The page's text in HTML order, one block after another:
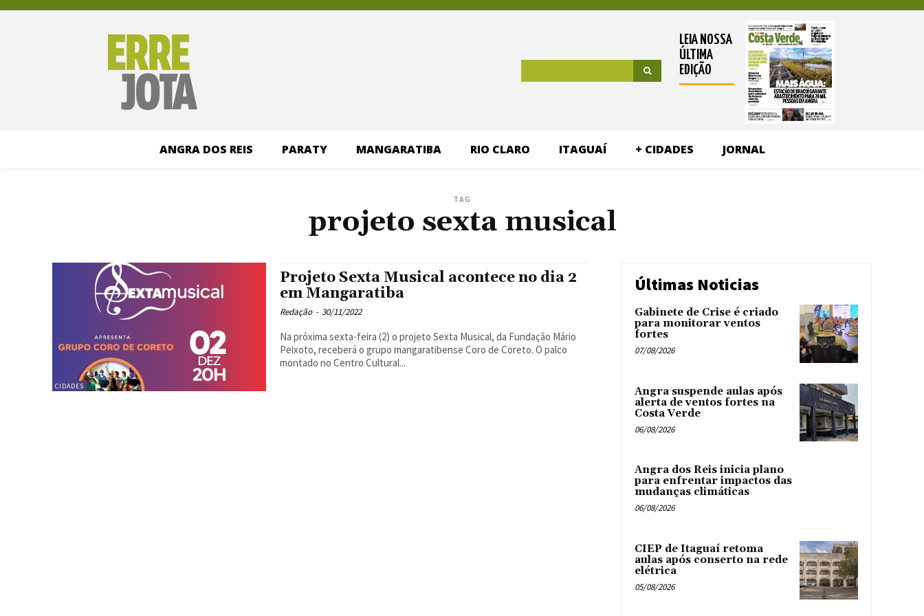
LEIA NOSSA
ÚLTIMA
EDIÇÃO
ANGRA DOS REIS PARATY MANGARATIBA RIO CLARO ITAGUAÍ + CIDADES JORNAL
TAG
projeto sexta musical
CIDADES
Projeto Sexta Musical acontece no dia 2
em Mangaratiba
Redação - 30/11/2022
Na próxima sexta-feira (2) o projeto Sexta Musical, da Fundação Mário
Peixoto, receberá o grupo mangaratibense Coro de Coreto. O palco
montado no Centro Cultural...
Últimas Noticias
Gabinete de Crise é criado
para monitorar ventos
fortes
07/08/2026
Angra suspende aulas após
alerta de ventos fortes na
Costa Verde
06/08/2026
Angra dos Reis inicia plano
para enfrentar impactos das
mudanças climáticas
06/08/2026
CIEP de Itaguaí retoma
aulas após conserto na rede
elétrica
05/08/2026